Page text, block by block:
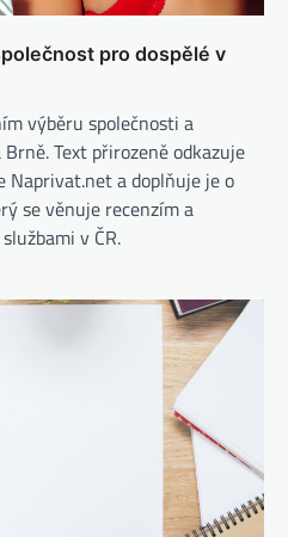
pro dospělé v
výběru společnosti a
Text přirozeně odkazuje
Naprivat.net a doplňuje je o
se věnuje recenzím a
v ČR.